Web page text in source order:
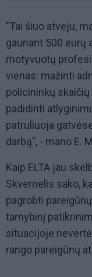
"Tai šiuo atveju,
gaunant 500 eurų
motyvuotų
vienas: mažinti
policininkų
padidinti
patruliuoja
darbą", - mano E.
Kaip ELTA jau
Skvernelis sako,
pagrobti
tarnybinį
situacijoje
rango pareigūnų